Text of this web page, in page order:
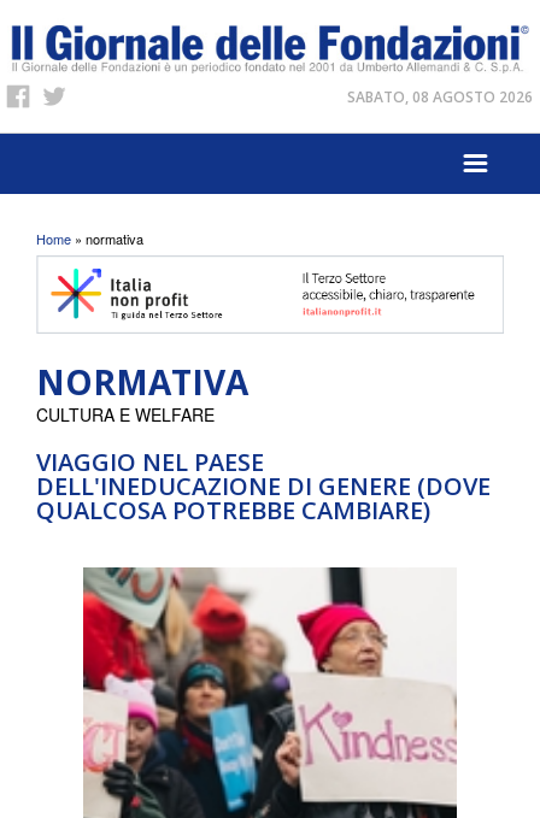
SABATO, 08 AGOSTO 2026
Tu sei qui
Home » normativa
NORMATIVA
VIAGGIO NEL PAESE
DELL'INEDUCAZIONE DI GENERE (DOVE
QUALCOSA POTREBBE CAMBIARE)
CULTURA E WELFARE